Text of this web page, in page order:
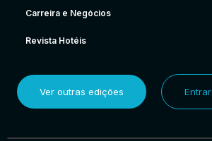
Carreira e Negócios
Revista Hotéis
Ver outras edições Entrar